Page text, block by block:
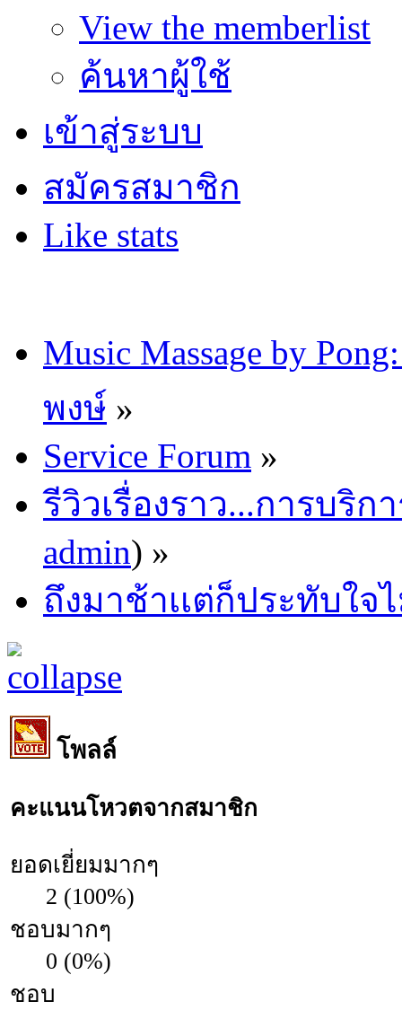
View the memberlist
ค้นหาผู้ใช้
เข้าสู่ระบบ
สมัครสมาชิก
Like stats
Music Massage by
พงษ์ »
Service Forum »
รีวิวเรื่องราว...การบริก
admin) »
ถึงมาช้าเเต่ก็ประทับใจ
โพลล์
คะแนนโหวตจากสมาชิก
ยอดเยี่ยมมากๆ
2 (100%)
ชอบมากๆ
0 (0%)
ชอบ